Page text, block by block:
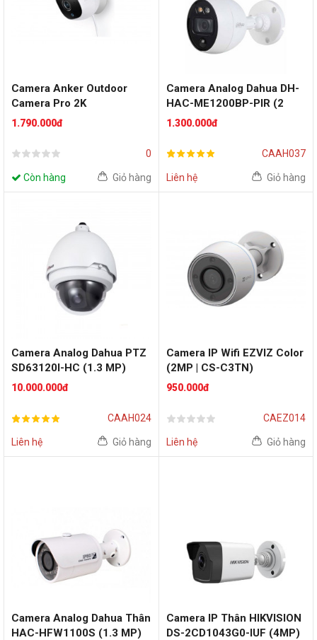
Camera Anker Outdoor
Camera Pro 2K
1.790.000đ
0
Còn hàng Giỏ hàng
Camera Analog Dahua DH-
HAC-ME1200BP-PIR (2
MP)
1.300.000đ
CAAH037
Liên hệ Giỏ hàng
Camera Analog Dahua PTZ
SD63120I-HC (1.3 MP)
10.000.000đ
CAAH024
Liên hệ Giỏ hàng
Camera IP Wifi EZVIZ Color
(2MP | CS-C3TN)
950.000đ
CAEZ014
Liên hệ Giỏ hàng
Camera Analog Dahua Thân
HAC-HFW1100S (1.3 MP)
Camera IP Thân HIKVISION
DS-2CD1043G0-IUF (4MP)